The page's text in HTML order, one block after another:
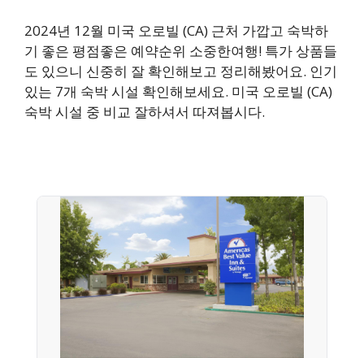
2024년 12월 미국 오로빌 (CA) 근처 가깝고 숙박하
기 좋은 평점좋은 예약순위 소중한여행! 특가 상품들
도 있으니 신중히 잘 확인해보고 정리해봤어요. 인기
있는 7개 숙박 시설 확인해보세요. 미국 오로빌 (CA)
숙박 시설 중 비교 잘하셔서 따져봅시다.